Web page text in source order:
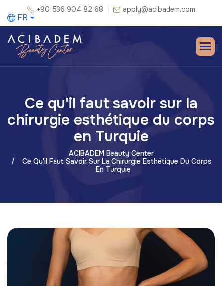
+90 536 904 82 68 apply@acibadem.com
FR
Ce qu'il faut savoir sur la
chirurgie esthétique du corps
en Turquie
ACIBADEM Beauty Center
Ce Qu'il Faut Savoir Sur La Chirurgie Esthétique Du Corps
En Turquie